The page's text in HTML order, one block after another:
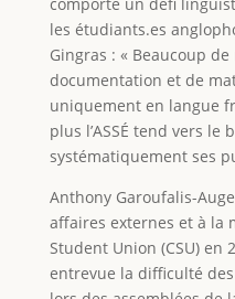
les étudiants.es
Gingras : « Beaucoup
documentation et de
uniquement en langue
plus l’ASSÉ tend vers
systématiquement ses
Anthony Garoufalis-
affaires externes et à la
Student Union (CSU) en
entrevue la difficulté